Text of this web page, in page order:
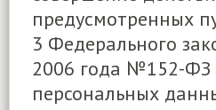
предусмотренных
3 Федерального
2006 года №152-ФЗ
персональных